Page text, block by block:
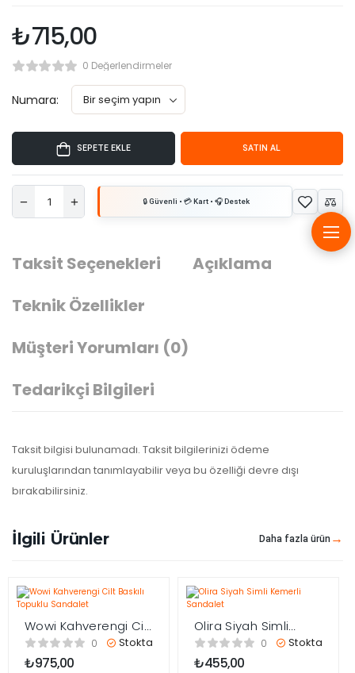
₺715,00
0 Değerlendirmeler
Numara:
SEPETE EKLE SATIN AL
Taksit Seçenekleri
Açıklama
Teknik Özellikler
Müşteri Yorumları (0)
Tedarikçi Bilgileri
Taksit bilgisi bulunamadı. Taksit bilgilerinizi ödeme
kuruluşlarından tanımlayabilir veya bu özelliği devre dışı
bırakabilirsiniz.
İlgili Ürünler Daha fazla ürün
Wowi Kahverengi Cilt
Baskılı Topuklu
Sandalet
0 Stokta
₺975,00
Olira Siyah Simli
Kemerli Sandalet
0 Stokta
₺455,00